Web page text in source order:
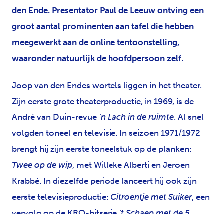
den Ende. Presentator Paul de Leeuw ontving een
groot aantal prominenten aan tafel die hebben
meegewerkt aan de online tentoonstelling,
waaronder natuurlijk de hoofdpersoon zelf.
Joop van den Endes wortels liggen in het theater.
Zijn eerste grote theaterproductie, in 1969, is de
André van Duin-revue ‘n Lach in de ruimte. Al snel
volgden toneel en televisie. In seizoen 1971/1972
brengt hij zijn eerste toneelstuk op de planken:
Twee op de wip, met Willeke Alberti en Jeroen
Krabbé. In diezelfde periode lanceert hij ook zijn
eerste televisieproductie: Citroentje met Suiker, een